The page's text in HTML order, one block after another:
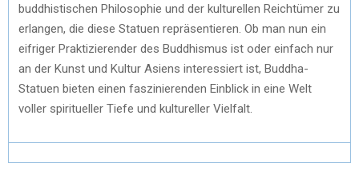
buddhistischen Philosophie und der kulturellen Reichtümer zu
erlangen, die diese Statuen repräsentieren. Ob man nun ein
eifriger Praktizierender des Buddhismus ist oder einfach nur
an der Kunst und Kultur Asiens interessiert ist, Buddha-
Statuen bieten einen faszinierenden Einblick in eine Welt
voller spiritueller Tiefe und kultureller Vielfalt.